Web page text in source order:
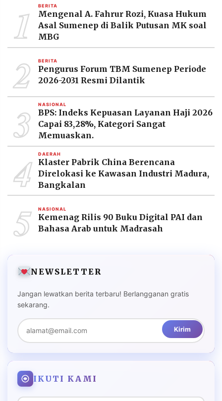
1 BERITA
Mengenal A. Fahrur Rozi, Kuasa Hukum
Asal Sumenep di Balik Putusan MK soal
MBG
2 BERITA
Pengurus Forum TBM Sumenep Periode
2026-2031 Resmi Dilantik
3 NASIONAL
BPS: Indeks Kepuasan Layanan Haji 2026
Capai 83,28%, Kategori Sangat
Memuaskan.
4 DAERAH
Klaster Pabrik China Berencana
Direlokasi ke Kawasan Industri Madura,
Bangkalan
5 NASIONAL
Kemenag Rilis 90 Buku Digital PAI dan
Bahasa Arab untuk Madrasah
NEWSLETTER
Jangan lewatkan berita terbaru! Berlangganan gratis
sekarang.
Kirim
IKUTI KAMI